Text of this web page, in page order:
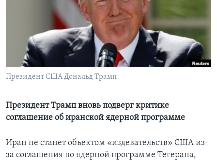
Learning English
СОЦИАЛЬНЫЕ СЕТИ
Президент США Дональд Трамп
Президент Трамп вновь подверг критике
соглашение об иранской ядерной программе
Иран не станет объектом «издевательств» США из-
за соглашения по ядерной программе Тегерана,